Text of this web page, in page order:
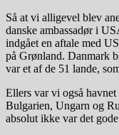
Så at vi alligevel blev
danske ambassadør i
indgået en aftale med
på Grønland. Danmark
var et af de 51 lande,
Ellers var vi også
Bulgarien, Ungarn og
absolut ikke var det